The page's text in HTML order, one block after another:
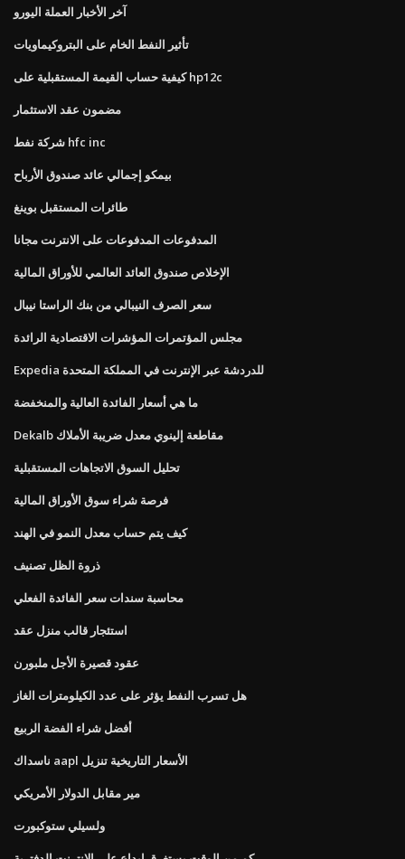
آخر الأخبار العملة اليورو
تأثير النفط الخام على البتروكيماويات
كيفية حساب القيمة المستقبلية على hp12c
مضمون عقد الاستثمار
شركة نفط hfc inc
بيمكو إجمالي عائد صندوق الأرباح
طائرات المستقبل بوينغ
المدفوعات المدفوعات على الانترنت مجانا
الإخلاص صندوق العائد العالمي للأوراق المالية
سعر الصرف النيبالي من بنك الراستا نيبال
مجلس المؤتمرات المؤشرات الاقتصادية الرائدة
Expedia للدردشة عبر الإنترنت في المملكة المتحدة
ما هي أسعار الفائدة العالية والمنخفضة
Dekalb مقاطعة إلينوي معدل ضريبة الأملاك
تحليل السوق الاتجاهات المستقبلية
فرصة شراء سوق الأوراق المالية
كيف يتم حساب معدل النمو في الهند
ذروة الظل تصنيف
محاسبة سندات سعر الفائدة الفعلي
استئجار قالب منزل عقد
عقود قصيرة الأجل ملبورن
هل تسرب النفط يؤثر على عدد الكيلومترات الغاز
أفضل شراء الفضة الربيع
ناسداك aapl الأسعار التاريخية تنزيل
مير مقابل الدولار الأمريكي
ولسيلي ستوكبورت